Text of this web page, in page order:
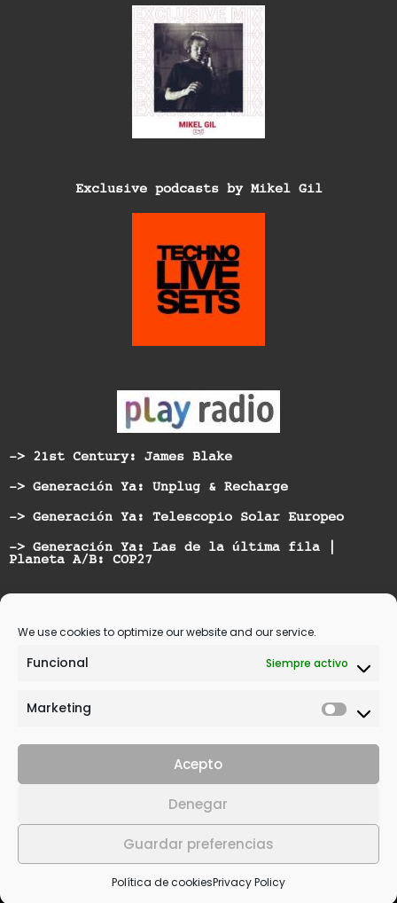
We use cookies to optimize our website and our service.
Funcional Siempre activo
Marketing
Acepto
Denegar
Guardar preferencias
Política de cookiesPrivacy Policy
Exclusive podcasts by Mikel Gil
-> 21st Century: James Blake
-> Generación Ya: Unplug & Recharge
-> Generación Ya: Telescopio Solar Europeo
-> Generación Ya: Las de la última fila |
Planeta A/B: COP27
Vicious Music Awards
Legal Warning
Privacy Policy
Política de cookies (UE)